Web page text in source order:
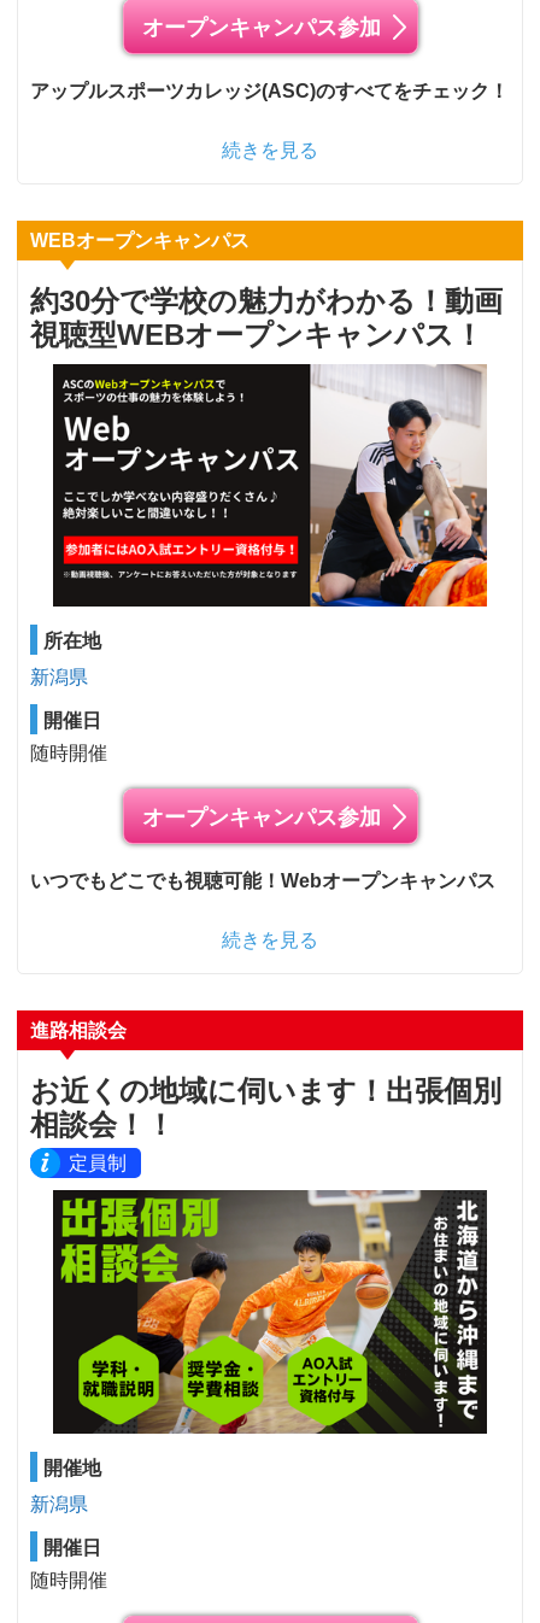
オープンキャンパス参加
アップルスポーツカレッジ(ASC)のすべてをチェック！
続きを見る
WEBオープンキャンパス
約30分で学校の魅力がわかる！動画
視聴型WEBオープンキャンパス！
所在地
新潟県
開催日
随時開催
オープンキャンパス参加
いつでもどこでも視聴可能！Webオープンキャンパス
続きを見る
進路相談会
お近くの地域に伺います！出張個別
相談会！！
定員制
開催地
新潟県
開催日
随時開催